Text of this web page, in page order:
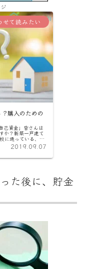
購入のための
己資金」皆さんは
か？新築一戸建て
に通っている、も
一人暮らしや、夫
2019.09.07
た後に、貯金